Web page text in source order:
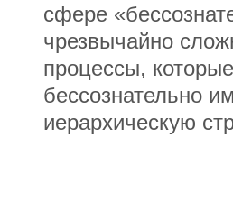
сфере
чрезвычайно
процессы,
бессознательно
иерархическую